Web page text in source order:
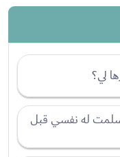
لي؟
سلمت له نفسي قبل